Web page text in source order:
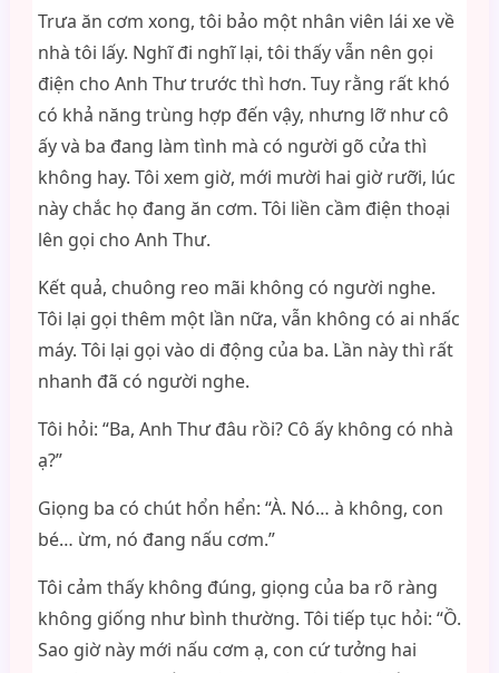
Trưa ăn cơm xong, tôi bảo một nhân viên lái xe về
nhà tôi lấy. Nghĩ đi nghĩ lại, tôi thấy vẫn nên gọi
điện cho Anh Thư trước thì hơn. Tuy rằng rất khó
có khả năng trùng hợp đến vậy, nhưng lỡ như cô
ấy và ba đang làm tình mà có người gõ cửa thì
không hay. Tôi xem giờ, mới mười hai giờ rưỡi, lúc
này chắc họ đang ăn cơm. Tôi liền cầm điện thoại
lên gọi cho Anh Thư.
Kết quả, chuông reo mãi không có người nghe.
Tôi lại gọi thêm một lần nữa, vẫn không có ai nhấc
máy. Tôi lại gọi vào di động của ba. Lần này thì rất
nhanh đã có người nghe.
Tôi hỏi: “Ba, Anh Thư đâu rồi? Cô ấy không có nhà
ạ?”
Giọng ba có chút hổn hển: “À. Nó… à không, con
bé… ừm, nó đang nấu cơm.”
Tôi cảm thấy không đúng, giọng của ba rõ ràng
không giống như bình thường. Tôi tiếp tục hỏi: “Ồ.
Sao giờ này mới nấu cơm ạ, con cứ tưởng hai